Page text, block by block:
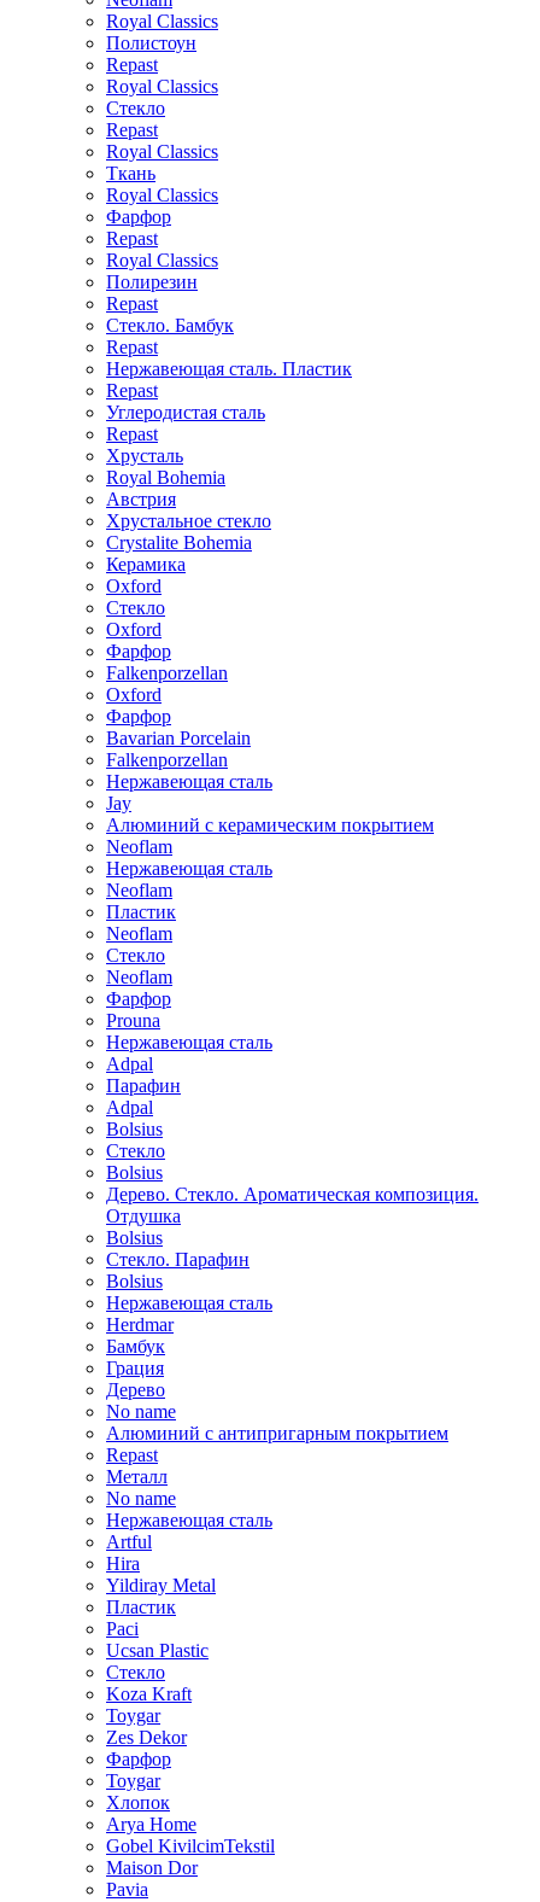
Royal Classics
Полистоун
Repast
Royal Classics
Стекло
Repast
Royal Classics
Ткань
Royal Classics
Фарфор
Repast
Royal Classics
Полирезин
Repast
Стекло. Бамбук
Repast
Нержавеющая сталь. Пластик
Repast
Углеродистая сталь
Repast
Хрусталь
Royal Bohemia
Австрия
Хрустальное стекло
Crystalite Bohemia
Керамика
Oxford
Стекло
Oxford
Фарфор
Falkenporzellan
Oxford
Фарфор
Bavarian Porcelain
Falkenporzellan
Нержавеющая сталь
Jay
Алюминий с керамическим покрытием
Neoflam
Нержавеющая сталь
Neoflam
Пластик
Neoflam
Стекло
Neoflam
Фарфор
Prouna
Нержавеющая сталь
Adpal
Парафин
Adpal
Bolsius
Стекло
Bolsius
Дерево. Стекло. Ароматическая композиция.
Отдушка
Bolsius
Стекло. Парафин
Bolsius
Нержавеющая сталь
Herdmar
Бамбук
Грация
Дерево
No name
Алюминий с антипригарным покрытием
Repast
Металл
No name
Нержавеющая сталь
Artful
Hira
Yildiray Metal
Пластик
Paci
Ucsan Plastic
Стекло
Koza Kraft
Toygar
Zes Dekor
Фарфор
Toygar
Хлопок
Arya Home
Gobel KivilcimTekstil
Maison Dor
Pavia